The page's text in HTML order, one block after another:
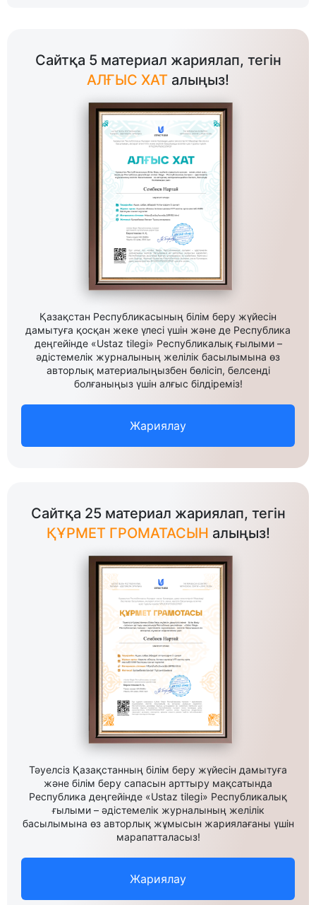
Сайтқа 5 материал жариялап, тегін
АЛҒЫС ХАТ алыңыз!
Қазақстан Республикасының білім беру жүйесін
дамытуға қосқан жеке үлесі үшін және де Республика
деңгейінде «Ustaz tilegi» Республикалық ғылыми –
әдістемелік журналының желілік басылымына өз
авторлық материалыңызбен бөлісіп, белсенді
болғаныңыз үшін алғыс білдіреміз!
Жариялау
Сайтқа 25 материал жариялап, тегін
ҚҰРМЕТ ГРОМАТАСЫН алыңыз!
Тәуелсіз Қазақстанның білім беру жүйесін дамытуға
және білім беру сапасын арттыру мақсатында
Республика деңгейінде «Ustaz tilegi» Республикалық
ғылыми – әдістемелік журналының желілік
басылымына өз авторлық жұмысын жариялағаны үшін
марапатталасыз!
Жариялау